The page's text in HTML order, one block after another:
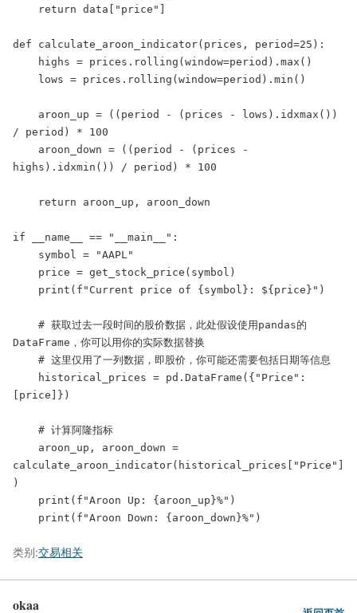
def calculate_aroon_indicator(prices, period=25):
/ period) * 100
highs).idxmin()) / period) * 100
if __name__ == "__main__":
DataFrame，你可以用你的实际数据替换
[price]})
calculate_aroon_indicator(historical_prices["Price"]
)
    print(f"Aroon Down: {aroon_down}%")
类别:交易相关
okaa